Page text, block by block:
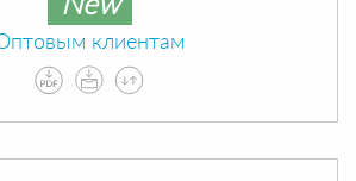
New
клиентам